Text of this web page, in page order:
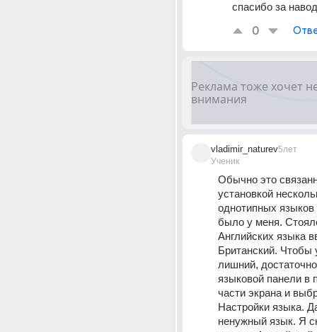
спасибо за
0
vladimir_naturev
Ученик
5лет
Обычно это
установкой
однотипных языков
было у меня.
Английских языка
Британский. Чтобы
лишний,
языковой панели в
части экрана и
Настройки языка.
ненужный язык. Я